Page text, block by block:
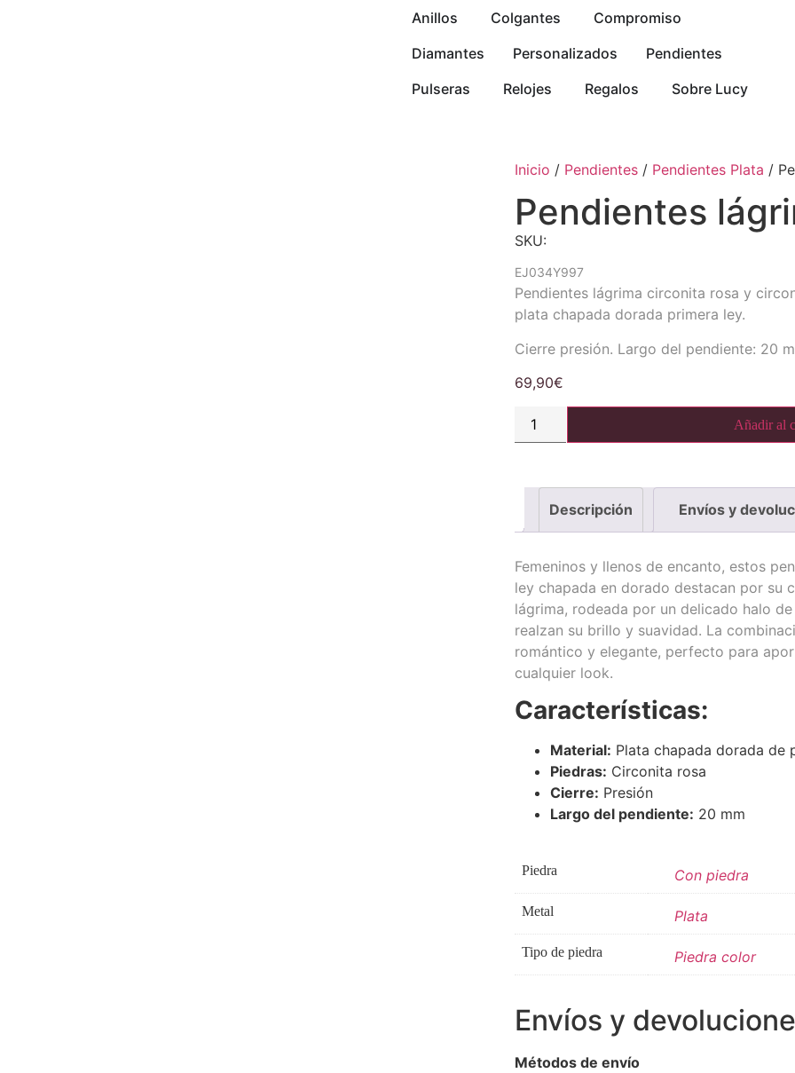
Anillos Colgantes
Compromiso
Diamantes
Personalizados
Pendientes
Pulseras
Relojes Regalos Sobre Lucy
Inicio / Pendientes / Pendientes Plata /
Pendientes
SKU:
EJ034Y997
Pendientes lágrima circonita rosa y
plata chapada dorada primera ley.
Cierre presión. Largo del pendiente: 20
69,90€
Añadir al
Descripción Envíos y
Femeninos y llenos de encanto, estos
ley chapada en dorado destacan por su
lágrima, rodeada por un delicado halo
realzan su brillo y suavidad. La
romántico y elegante, perfecto para
cualquier look.
Características:
Material: Plata chapada dorada de
Piedras: Circonita rosa
Cierre: Presión
Largo del pendiente: 20 mm
Piedra Con piedra
Metal Plata
Tipo de piedra Piedra color
Envíos y
Métodos de envío